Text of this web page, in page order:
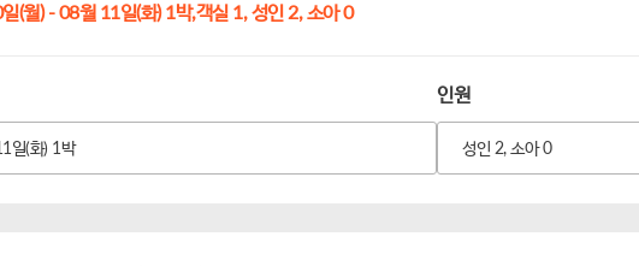
(월) - 08월 11일(화) 1박,객실 1,성인 2, 소아 0
일(화) 1박
인원
성인 2, 소아 0